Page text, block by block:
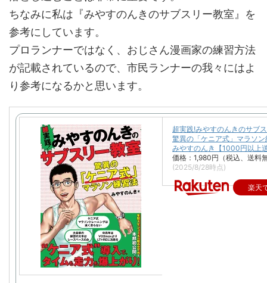
ちなみに私は『みやすのんきのサブスリー教室』を
参考にしています。
プロランナーではなく、おじさん漫画家の練習方法
が記載されているので、市民ランナーの我々にはよ
り参考になるかと思います。
超実践!みやすのんきのサブ
驚異の「ケニア式」マラソ
みやすのんき【1000円以上
価格：1,980円（税込、送料
(2025/8/28時点)
楽天